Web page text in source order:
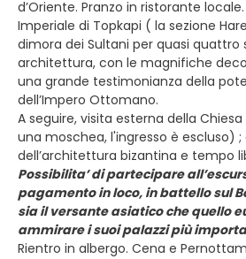
d’Oriente. Pranzo in ristorante
Imperiale di Topkapi ( la sezione
dimora dei Sultani per quasi quattro
architettura, con le magnifiche
una grande testimonianza della
dell’Impero Ottomano.
A seguire, visita esterna della
una moschea, l'ingresso è escluso)
dell’architettura bizantina e tempo
Possibilita’ di partecipare
pagamento in loco, in battello sul
sia il versante asiatico che quello
ammirare i suoi palazzi più
Rientro in albergo. Cena e